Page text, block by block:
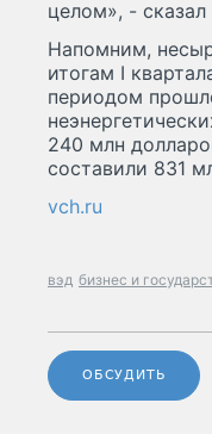
целом», - сказал
Напомним,
итогам I
периодом
240 млн
составили 831
vch.ru
вэд бизнес и
ОБСУДИТЬ